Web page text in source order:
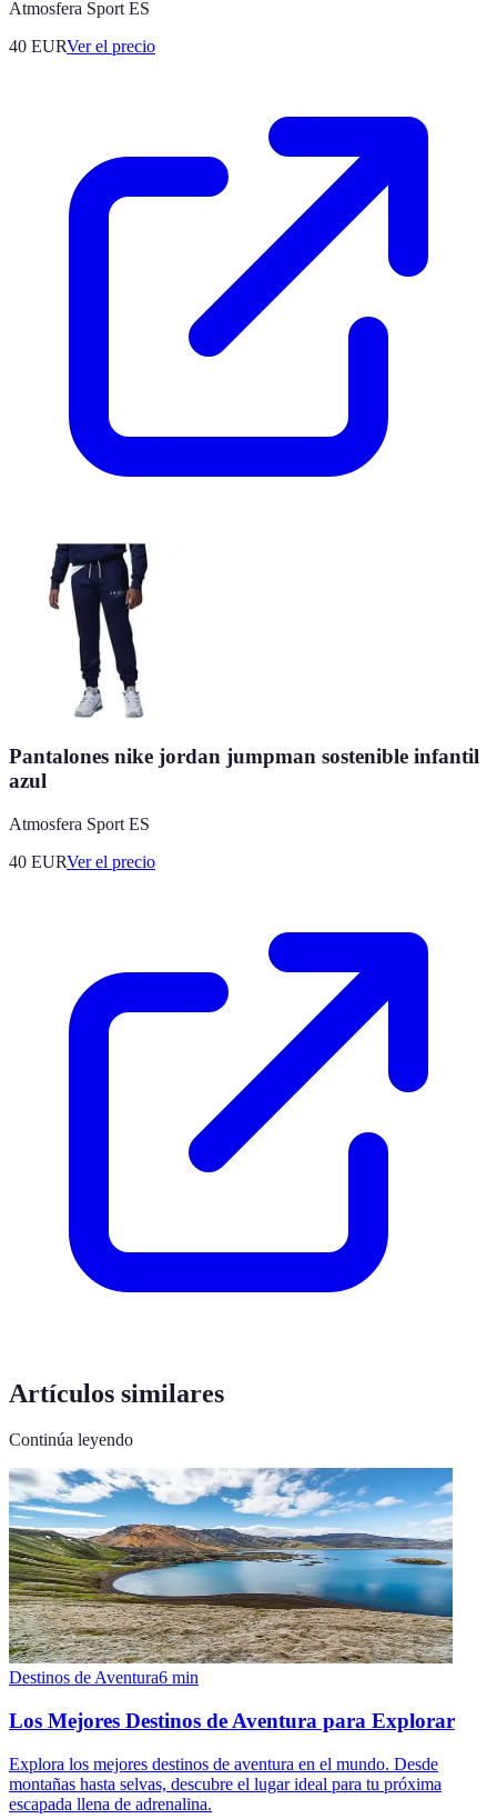
Atmosfera Sport ES
40 EURVer el precio
Pantalones nike jordan jumpman sostenible infantil
azul
Atmosfera Sport ES
40 EURVer el precio
Artículos similares
Continúa leyendo
Destinos de Aventura6 min
Los Mejores Destinos de Aventura para Explorar
Explora los mejores destinos de aventura en el mundo. Desde
montañas hasta selvas, descubre el lugar ideal para tu próxima
escapada llena de adrenalina.